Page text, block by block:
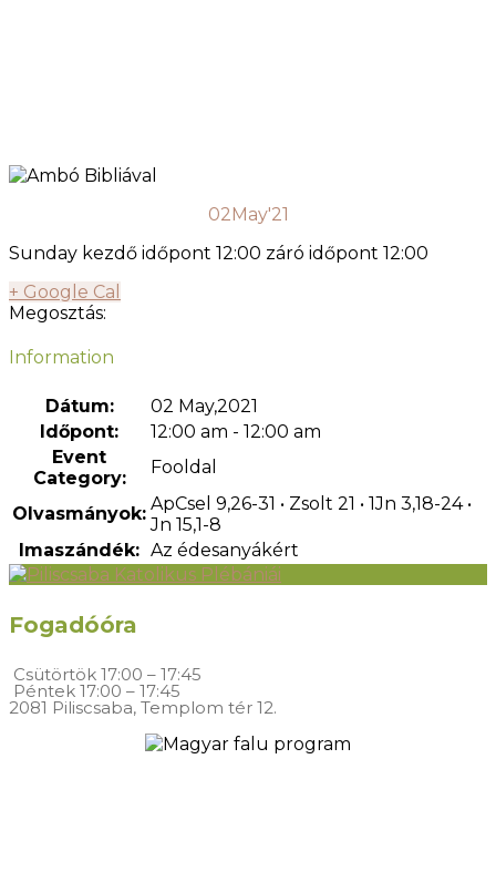
02May'21
Sunday kezdő időpont 12:00 záró időpont 12:00
+ Google Cal
Megosztás:
Information
Dátum:
02 May,2021
Időpont:
12:00 am - 12:00 am
Event
Category:
Fooldal
Olvasmányok: ApCsel 9,26-31 • Zsolt 21 • 1Jn 3,18-24 •
Jn 15,1-8
Imaszándék: Az édesanyákért
Fogadóóra
Csütörtök 17:00 – 17:45
Péntek 17:00 – 17:45
2081 Piliscsaba, Templom tér 12.